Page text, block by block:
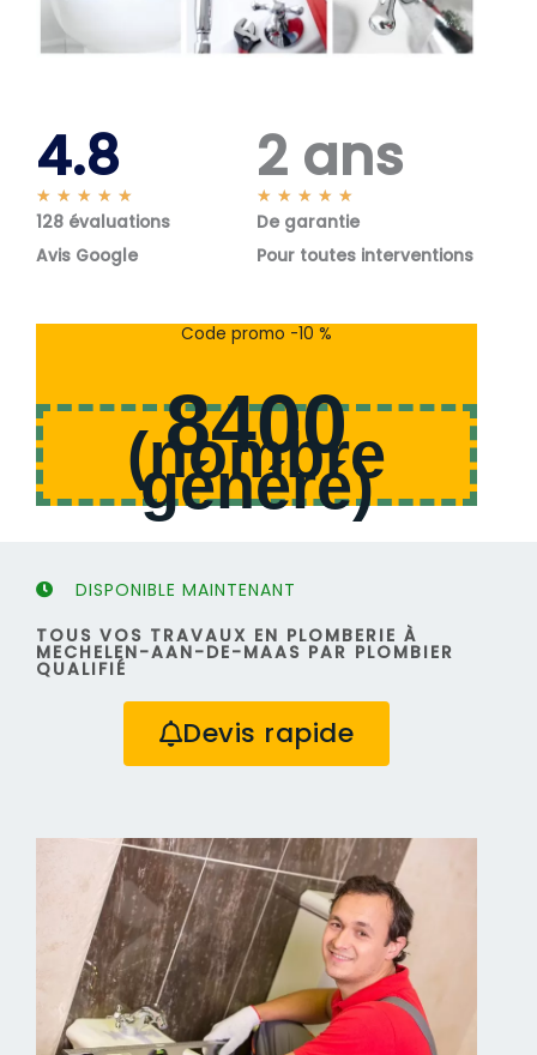
4.8
★ ★ ★ ★ ★
o
s
128 évaluations
Avis Google
2 ans
★ ★ ★ ★ ★
o
s
De garantie
Pour toutes interventions
Code promo -10 %
8400
(nombre
généré)
DISPONIBLE MAINTENANT
TOUS VOS TRAVAUX EN PLOMBERIE À
MECHELEN-AAN-DE-MAAS PAR PLOMBIER
QUALIFIÉ
Devis rapide